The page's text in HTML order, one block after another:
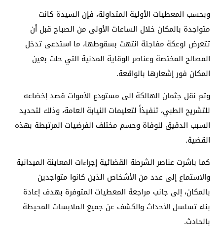
وبحسب المعطيات الأولية المتداولة، فإن السيدة كانت
متواجدة بالمكان خلال الساعات الأولى من الصباح قبل أن
تتعرض لوعكة مفاجئة انتهت بسقوطها، ما استدعى تدخل
المصالح المختصة وعناصر الوقاية المدنية التي حلت بعين
المكان فور إشعارها بالواقعة.
وتم نقل جثمان الهالكة إلى مستودع الأموات قصد إخضاعه
للتشريح الطبي، تنفيذاً لتعليمات النيابة العامة، وذلك لتحديد
السبب الدقيق للوفاة وحسم مختلف الفرضيات المرتبطة بهذه
القضية.
كما باشرت عناصر الشرطة القضائية إجراءات المعاينة الميدانية
والاستماع إلى عدد من الأشخاص الذين كانوا متواجدين
بالمكان، إلى جانب مراجعة المعطيات المتوفرة بهدف إعادة
بناء تسلسل الأحداث والكشف عن جميع الملابسات المحيطة
بالحادث.